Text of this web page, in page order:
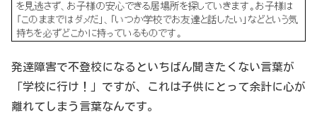
発達障害で不登校になるといちばん聞きたくない言葉が
「学校に行け！」ですが、これは子供にとって余計に心が
離れてしまう言葉なんです。